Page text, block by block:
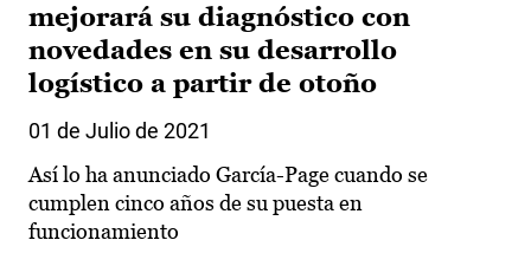
mejorará su diagnóstico con
novedades en su desarrollo
logístico a partir de otoño
01 de Julio de 2021
Así lo ha anunciado García-Page cuando se
cumplen cinco años de su puesta en
funcionamiento